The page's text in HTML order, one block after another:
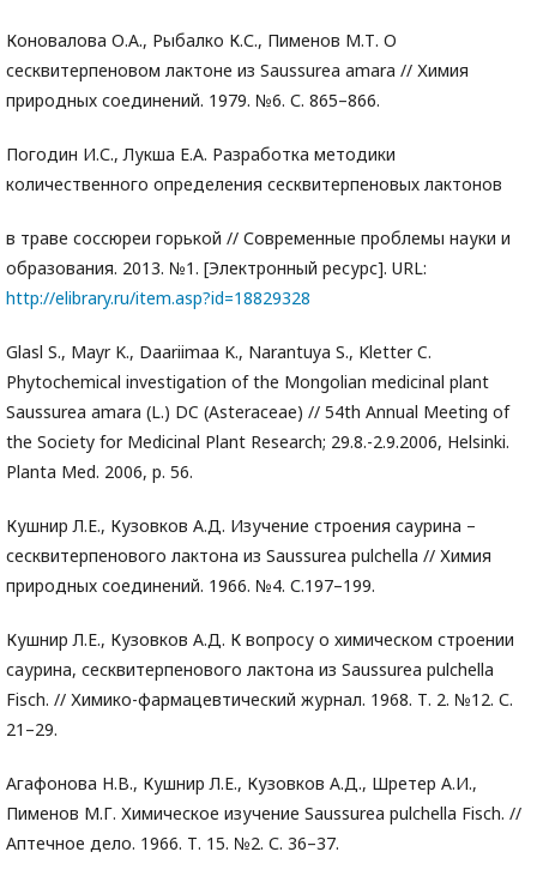
Коновалова О.А., Рыбалко К.С., Пименов М.Т. О
сесквитерпеновом лактоне из Saussurea amara // Химия
природных соединений. 1979. №6. С. 865–866.
Погодин И.С., Лукша Е.А. Разработка методики
количественного определения сесквитерпеновых лактонов
в траве соссюреи горькой // Современные проблемы науки и
образования. 2013. №1. [Электронный ресурс]. URL:
http://elibrary.ru/item.asp?id=18829328
Glasl S., Mayr K., Daariimaa K., Narantuya S., Kletter C.
Phytochemical investigation of the Mongolian medicinal plant
Saussurea amara (L.) DC (Asteraceae) // 54th Annual Meeting of
the Society for Medicinal Plant Research; 29.8.-2.9.2006, Helsinki.
Planta Med. 2006, p. 56.
Кушнир Л.Е., Кузовков А.Д. Изучение строения саурина –
сесквитерпенового лактона из Saussurea pulchella // Химия
природных соединений. 1966. №4. С.197–199.
Кушнир Л.Е., Кузовков А.Д. К вопросу о химическом строении
саурина, сесквитерпенового лактона из Saussurea pulchella
Fisch. // Химико-фармацевтический журнал. 1968. Т. 2. №12. С.
21–29.
Агафонова Н.В., Кушнир Л.Е., Кузовков А.Д., Шретер А.И.,
Пименов М.Г. Химическое изучение Saussurea pulchella Fisch. //
Аптечное дело. 1966. Т. 15. №2. С. 36–37.